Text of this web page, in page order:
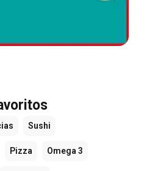
Sushi
Pizza Omega 3